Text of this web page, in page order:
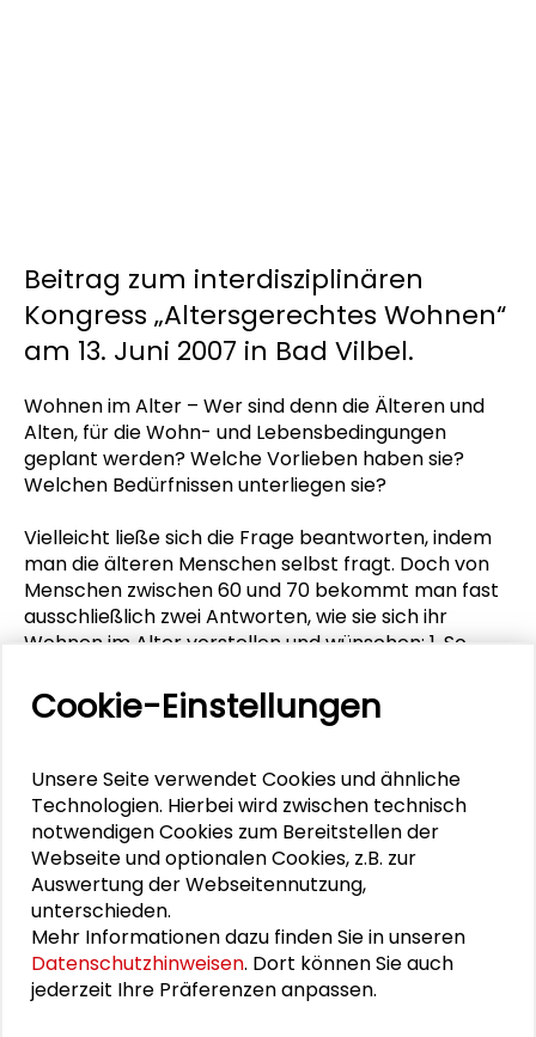
Beitrag zum interdisziplinären
Kongress „Altersgerechtes Wohnen“
am 13. Juni 2007 in Bad Vilbel.
Wohnen im Alter – Wer sind denn die Älteren und
Alten, für die Wohn- und Lebensbedingungen
geplant werden? Welche Vorlieben haben sie?
Welchen Bedürfnissen unterliegen sie?
Vielleicht ließe sich die Frage beantworten, indem
man die älteren Menschen selbst fragt. Doch von
Menschen zwischen 60 und 70 bekommt man fast
ausschließlich zwei Antworten, wie sie sich ihr
Wohnen im Alter vorstellen und wünschen: 1. So
Wenn es nicht mehr anders geht: im Heim (oder in
einer Form des betreuten Wohnens).
Um sich Gedanken über die eigene Wohnzukunft zu
machen, bedarf es einer Hilfestellung. Eine solche
Hilfestellung bietet die „OWOG-Methode“. OWOG
ist die Abkürzung für „Over Wonen van Ouderen
Gesproken“ – Über das Wohnen Älterer sprechen,
eine Gruppen-Moderationsmethode, die älteren
Menschen einen Weg eröffnet, selbstbestimmt
Vorstellungen über die eigene Wohn- und
Lebenszukunft zu entwickeln.
Cookie-Einstellungen
Unsere Seite verwendet Cookies und ähnliche
Technologien. Hierbei wird zwischen technisch
notwendigen Cookies zum Bereitstellen der
Webseite und optionalen Cookies, z.B. zur
Auswertung der Webseitennutzung,
unterschieden.
Mehr Informationen dazu finden Sie in unseren
Datenschutzhinweisen. Dort können Sie auch
jederzeit Ihre Präferenzen anpassen.